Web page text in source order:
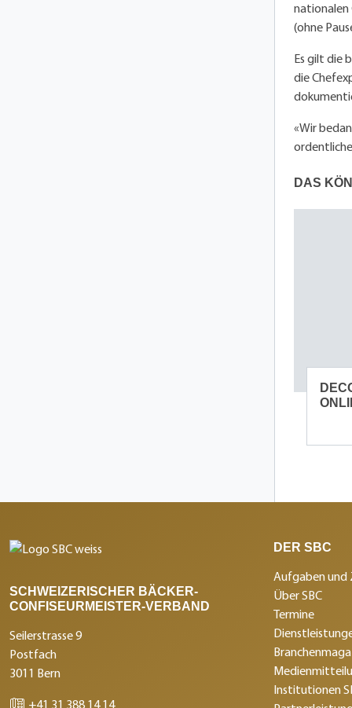
nationalen
(ohne
Es gilt die
die
«Wir
DAS
SCHWEIZERISCHER BÄCKER-
CONFISEURMEISTER-VERBAND
Seilerstrasse 9
Postfach
3011 Bern
+41 31 388 14 14
DER SBC
Aufgaben und
Über SBC
Termine
Institutionen